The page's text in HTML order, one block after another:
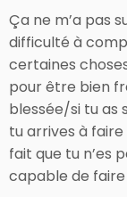
Ça ne m’a pas
difficulté à
certaines
pour être bien
blessée/si tu as
tu arrives à faire
fait que tu n’es
capable de faire